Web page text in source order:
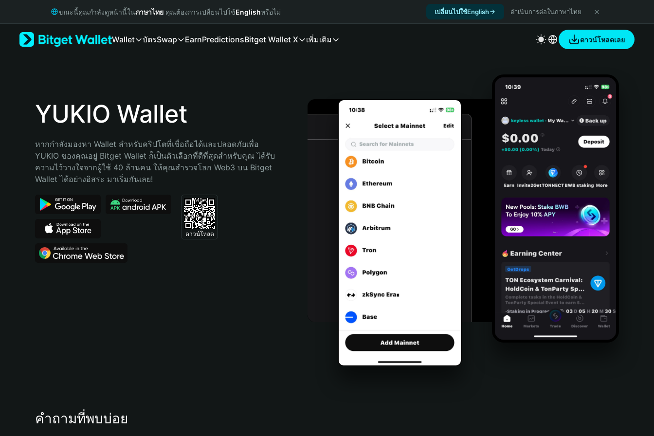
Русский
Bahasa Indonesia
Português (Brasil)
ขณะนี้คุณกำลังดูหน้านี้ในภาษาไทย คุณต้องการเปลี่ยนไปใช้Englishหรือไม่ เปลี่ยนไปใช้English ดำเนินการต่อในภาษาไทย
Wallet บัตรSwap EarnPredictionsBitget Wallet X เพิ่มเติม ดาวน์โหลดเลย
YUKIO Wallet
หากกำลังมองหา Wallet สำหรับคริปโตที่เชื่อถือได้และปลอดภัยเพื่อ
YUKIO ของคุณอยู่ Bitget Wallet ก็เป็นตัวเลือกที่ดีที่สุดสำหรับคุณ ได้รับ
ความไว้วางใจจากผู้ใช้ 40 ล้านคน ให้คุณสำรวจโลก Web3 บน Bitget
Wallet ได้อย่างอิสระ มาเริ่มกันเลย!
ดาวน์โหลด
คำถามที่พบบ่อย